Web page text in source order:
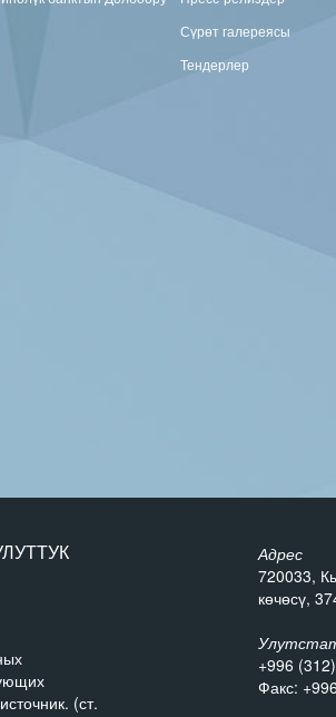
Сүрөт галереясы
Тендерлер
(ст.
Адрес
720033,
көчөсү,
+996 (312)
Факс: